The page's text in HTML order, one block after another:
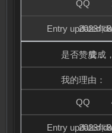
2023年
赞成
2023年